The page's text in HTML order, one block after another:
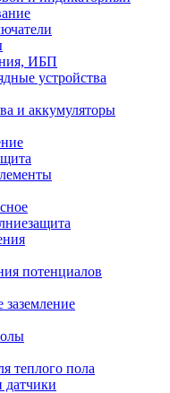
ИБП
устройства
и аккумуляторы
потенциалов
заземление
теплого пола
датчики